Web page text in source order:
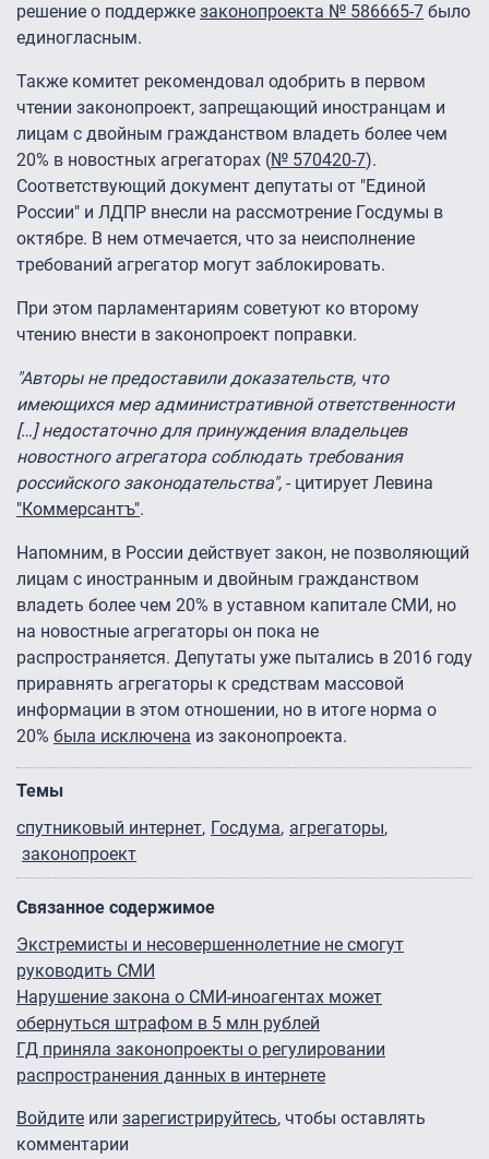
решение о поддержке законопроекта № 586665-7 было
единогласным.
Также комитет рекомендовал одобрить в первом
чтении законопроект, запрещающий иностранцам и
лицам с двойным гражданством владеть более чем
20% в новостных агрегаторах (№ 570420-7).
Соответствующий документ депутаты от "Единой
России" и ЛДПР внесли на рассмотрение Госдумы в
октябре. В нем отмечается, что за неисполнение
требований агрегатор могут заблокировать.
При этом парламентариям советуют ко второму
чтению внести в законопроект поправки.
"Авторы не предоставили доказательств, что
имеющихся мер административной ответственности
[…] недостаточно для принуждения владельцев
новостного агрегатора соблюдать требования
российского законодательства", - цитирует Левина
"Коммерсантъ".
Напомним, в России действует закон, не позволяющий
лицам с иностранным и двойным гражданством
владеть более чем 20% в уставном капитале СМИ, но
на новостные агрегаторы он пока не
распространяется. Депутаты уже пытались в 2016 году
приравнять агрегаторы к средствам массовой
информации в этом отношении, но в итоге норма о
20% была исключена из законопроекта.
Темы
спутниковый интернет Госдума агрегаторы
законопроект
Связанное содержимое
Экстремисты и несовершеннолетние не смогут
руководить СМИ
Нарушение закона о СМИ-иноагентах может
обернуться штрафом в 5 млн рублей
ГД приняла законопроекты о регулировании
распространения данных в интернете
Войдите или зарегистрируйтесь, чтобы оставлять
комментарии